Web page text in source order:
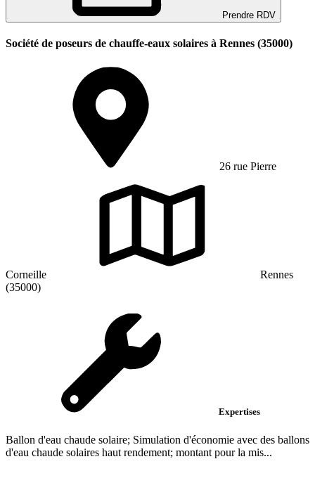
Prendre RDV
Société de poseurs de chauffe-eaux solaires à Rennes (35000)
26 rue Pierre
Corneille
Rennes
(35000)
Expertises
Ballon d'eau chaude solaire; Simulation d'économie avec des ballons
d'eau chaude solaires haut rendement; montant pour la mis...